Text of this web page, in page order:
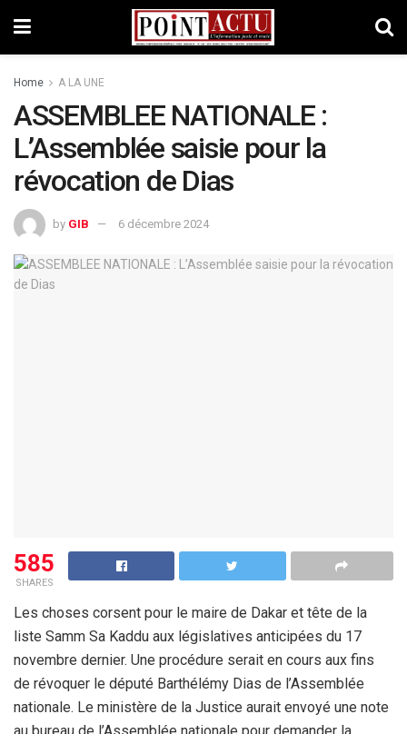
Home A LA UNE
ASSEMBLEE NATIONALE :
L’Assemblée saisie pour la
révocation de Dias
by GIB 6 décembre 2024
585
SHARES
Les choses corsent pour le maire de Dakar et tête de la
liste Samm Sa Kaddu aux législatives anticipées du 17
novembre dernier. Une procédure serait en cours aux fins
de révoquer le député Barthélémy Dias de l’Assemblée
nationale. Le ministère de la Justice aurait envoyé une note